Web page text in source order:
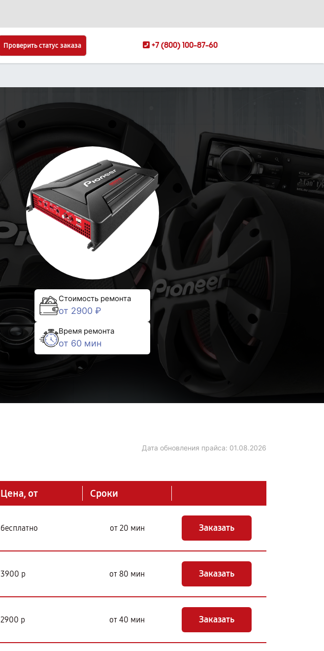
Проверить статус заказа +7 (800) 100-87-60
Стоимость ремонта
от 2900 ₽
Время ремонта
от 60 мин
Дата обновления прайса: 01.08.2026
Цена, от Сроки
бесплатно от 20 мин Заказать
3900 р от 80 мин Заказать
2900 р от 40 мин Заказать